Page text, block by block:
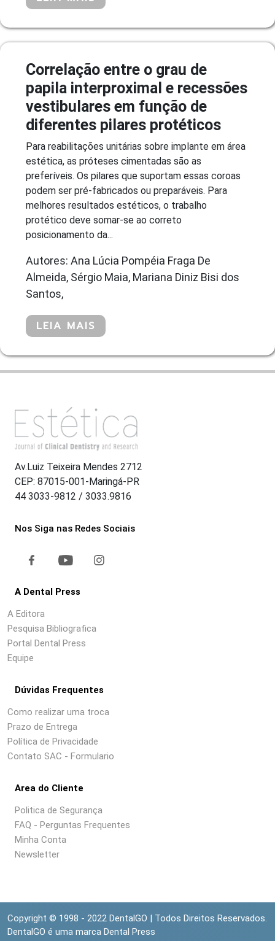
Correlação entre o grau de
papila interproximal e recessões
vestibulares em função de
diferentes pilares protéticos
Para reabilitações unitárias sobre implante em área
estética, as próteses cimentadas são as
preferíveis. Os pilares que suportam essas coroas
podem ser pré-fabricados ou preparáveis. Para
melhores resultados estéticos, o trabalho
protético deve somar-se ao correto
posicionamento da...
Autores: Ana Lúcia Pompéia Fraga De
Almeida, Sérgio Maia, Mariana Diniz Bisi dos
Santos,
LEIA MAIS
Av.Luiz Teixeira Mendes 2712
CEP: 87015-001-Maringá-PR
44 3033-9812 / 3033.9816
Nos Siga nas Redes Sociais
A Dental Press
A Editora
Pesquisa Bibliografica
Portal Dental Press
Equipe
Dúvidas Frequentes
Como realizar uma troca
Prazo de Entrega
Política de Privacidade
Contato SAC - Formulario
Area do Cliente
Politica de Segurança
FAQ - Perguntas Frequentes
Minha Conta
Newsletter
Copyright © 1998 - 2022 DentalGO | Todos Direitos Reservados.
DentalGO é uma marca Dental Press